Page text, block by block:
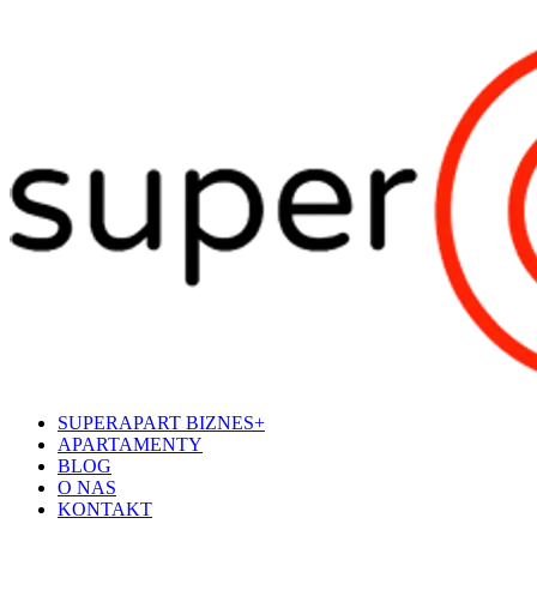
SUPERAPART BIZNES+
APARTAMENTY
BLOG
O NAS
KONTAKT